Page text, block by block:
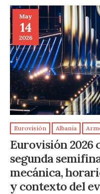
May
14
2026
Eurovisión Albania
Eurovisión 2026
segunda
mecánica,
y contexto del